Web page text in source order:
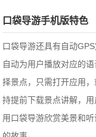
口袋导游手机版特色
口袋导游还具有自动
自动为用户播放对应的
择景点，只需打开应用
持提前下载景点讲解，
用口袋导游欣赏美景和